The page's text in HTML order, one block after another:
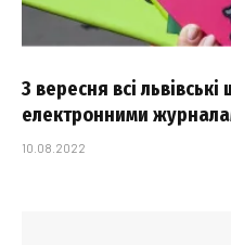
З вересня всі
електронними
10.08.2022